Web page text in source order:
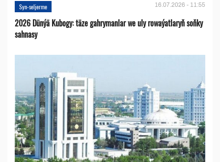
Syn-seljerme 16.07.2026 - 11:55
2026 Dünýä Kubogy: täze gahrymanlar we uly rowaýatlaryň soňky
sahnasy